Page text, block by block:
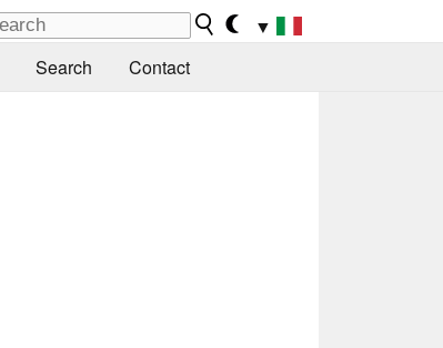
▼
Search Contact